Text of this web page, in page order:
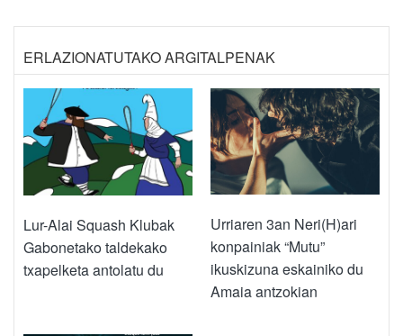
ERLAZIONATUTAKO ARGITALPENAK
Lur-Alai Squash Klubak
Gabonetako taldekako
txapelketa antolatu du
Urriaren 3an Neri(H)ari
konpainiak “Mutu”
ikuskizuna eskainiko du
Amaia antzokian